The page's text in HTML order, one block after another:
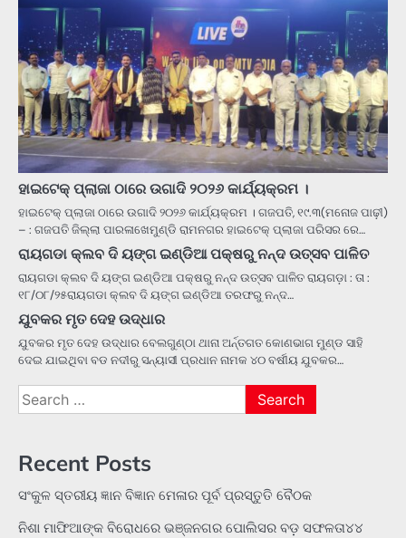
ହାଇଟେକ୍ ପ୍ଲାଜା ଠାରେ ଉଗାଦି ୨୦୨୬ କାର୍ଯ୍ୟକ୍ରମ ।
ହାଇଟେକ୍ ପ୍ଲାଜା ଠାରେ ଉଗାଦି ୨୦୨୬ କାର୍ଯ୍ୟକ୍ରମ । ଗଜପତି, ୧୯.୩(ମନୋଜ ପାଢ଼ୀ)
– : ଗଜପତି ଜିଲ୍ଲା ପାରଳାଖେମୁଣ୍ଡି ରାମନଗର ହାଇଟେକ୍ ପ୍ଲାଜା ପରିସର ରେ…
ରାୟଗଡା କ୍ଲବ ଦି ୟଙ୍ଗ ଇଣ୍ଡିଆ ପକ୍ଷରୁ ନନ୍ଦ ଉତ୍ସବ ପାଳିତ
ରାୟଗଡା କ୍ଲବ ଦି ୟଙ୍ଗ ଇଣ୍ଡିଆ ପକ୍ଷରୁ ନନ୍ଦ ଉତ୍ସବ ପାଳିତ ରାୟଗଡ଼ା : ତା :
୧୮/୦୮/୨୫ରାୟଗଡା କ୍ଲବ ଦି ୟଙ୍ଗ ଇଣ୍ଡିଆ ତରଫରୁ ନନ୍ଦ…
ଯୁବକର ମୃତ ଦେହ ଉଦ୍ଧାର
ଯୁବକର ମୃତ ଦେହ ଉଦ୍ଧାର ବେଲଗୁଣ୍ଠା ଥାନା ଅର୍ନ୍ତଗତ କୋଣଭାଗ ମୁଣ୍ଡ ସାହି
ଦେଇ ଯାଇଥିବା ବଡ ନଦୀରୁ ସନ୍ୟାସୀ ପ୍ରଧାନ ନାମକ ୪୦ ବର୍ଷୀୟ ଯୁବକର…
Search
for:
Recent Posts
ସଂକୁଳ ସ୍ତରୀୟ ଜ୍ଞାନ ବିଜ୍ଞାନ ମେଳାର ପୂର୍ବ ପ୍ରସ୍ତୁତି ବୈଠକ
ନିଶା ମାଫିଆଙ୍କ ବିରୋଧରେ ଭଞ୍ଜନଗର ପୋଲିସର ବଡ଼ ସଫଳତା୪୪